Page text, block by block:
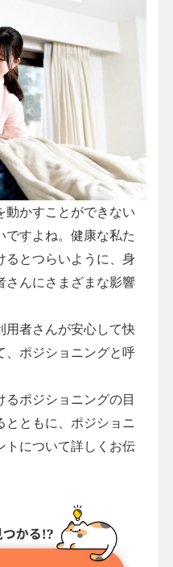
動かすことができない
ですよね。健康な私た
るとつらいように、身
さんにさまざまな影響
用者さんが安心して快
、ポジショニングと呼
ポジショニングの目
とともに、ポジショニ
トについて詳しくお伝